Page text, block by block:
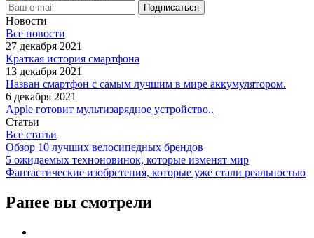
Новости
Все новости
27 декабря 2021
Краткая история смартфона
13 декабря 2021
Назван смартфон с самым лучшим в мире аккумулятором.
6 декабря 2021
Apple готовит мультизарядное устройство..
Статьи
Все статьи
Обзор 10 лучших велосипедных брендов
5 ожидаемых техноновинок, которые изменят мир
Фантастические изобретения, которые уже стали реальностью
Ранее вы смотрели